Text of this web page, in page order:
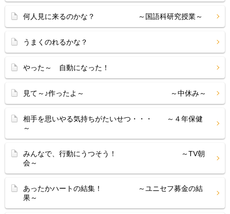
何人見に来るのかな？ ～国語科研究授業～
うまくのれるかな？
やった～ 自動になった！
見て～♪作ったよ～ ～中休み～
相手を思いやる気持ちがたいせつ・・・ ～４年保健
～
みんなで、行動にうつそう！ ～TV朝
会～
あったかハートの結集！ ～ユニセフ募金の結
果～